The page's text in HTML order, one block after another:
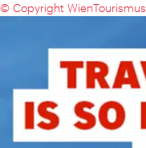
© Copyright WienTourismus